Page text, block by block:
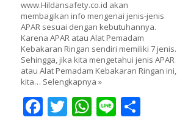
www.Hildansafety.co.id akan
membagikan info mengenai jenis-jenis
APAR sesuai dengan kebutuhannya.
Karena APAR atau Alat Pemadam
Kebakaran Ringan sendiri memiliki 7 jenis.
Sehingga, jika kita mengetahui jenis APAR
atau Alat Pemadam Kebakaran Ringan ini,
kita… Selengkapnya »
Facebook
Twitter
WhatsApp
Line